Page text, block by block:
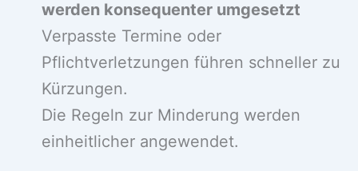
werden konsequenter umgesetzt
Verpasste Termine oder
Pflichtverletzungen führen schneller zu
Kürzungen.
Die Regeln zur Minderung werden
einheitlicher angewendet.